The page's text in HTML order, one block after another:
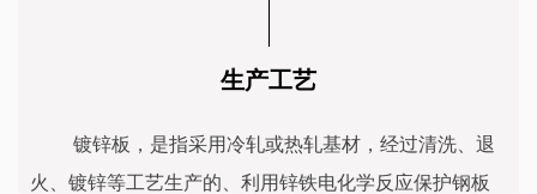
生产工艺
镀锌板，是指采用冷轧或热轧基材，经过清洗、退
火、镀锌等工艺生产的、利用锌铁电化学反应保护钢板